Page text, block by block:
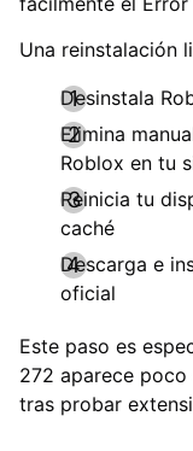
Una reinstalación
Desinstala
Elimina
Roblox en tu
Reinicia tu
caché
Descarga e
oficial
Este paso es
272 aparece
tras probar